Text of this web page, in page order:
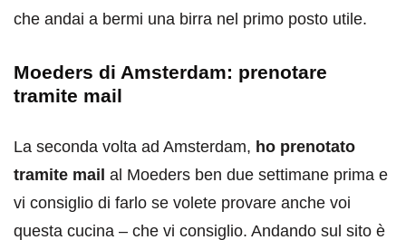
che andai a bermi una birra nel primo posto utile.
Moeders di Amsterdam: prenotare
tramite mail
La seconda volta ad Amsterdam, ho prenotato
tramite mail al Moeders ben due settimane prima e
vi consiglio di farlo se volete provare anche voi
questa cucina – che vi consiglio. Andando sul sito è